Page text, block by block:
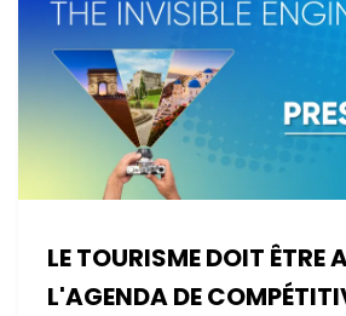
LE TOURISME DOIT ÊTRE
L'AGENDA DE